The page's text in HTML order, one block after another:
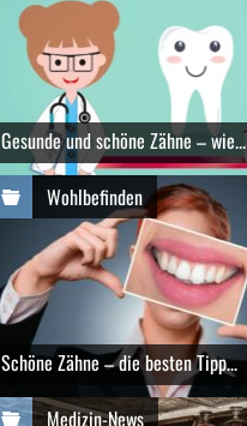
Gesunde und schöne Zähne – wie...
Wohlbefinden
Schöne Zähne – die besten Tipp...
Medizin-News